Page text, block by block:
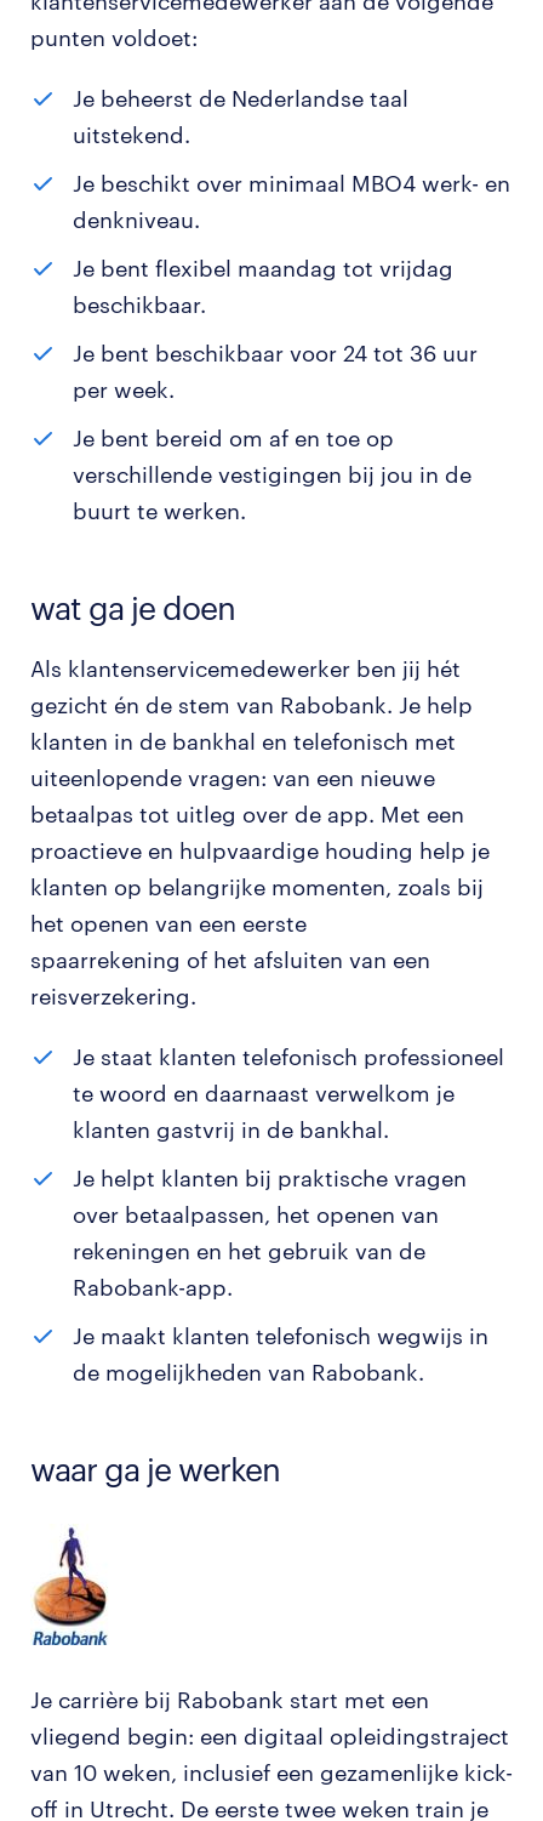
punten voldoet:
Je beheerst de Nederlandse taal
uitstekend.
Je beschikt over minimaal MBO4 werk- en
denkniveau.
Je bent flexibel maandag tot vrijdag
beschikbaar.
Je bent beschikbaar voor 24 tot 36 uur
per week.
Je bent bereid om af en toe op
verschillende vestigingen bij jou in de
buurt te werken.
wat ga je doen
Als klantenservicemedewerker ben jij hét
gezicht én de stem van Rabobank. Je help
klanten in de bankhal en telefonisch met
uiteenlopende vragen: van een nieuwe
betaalpas tot uitleg over de app. Met een
proactieve en hulpvaardige houding help je
klanten op belangrijke momenten, zoals bij
het openen van een eerste
spaarrekening of het afsluiten van een
reisverzekering.
Je staat klanten telefonisch professioneel
te woord en daarnaast verwelkom je
klanten gastvrij in de bankhal.
Je helpt klanten bij praktische vragen
over betaalpassen, het openen van
rekeningen en het gebruik van de
Rabobank-app.
Je maakt klanten telefonisch wegwijs in
de mogelijkheden van Rabobank.
waar ga je werken
Je carrière bij Rabobank start met een
vliegend begin: een digitaal opleidingstraject
van 10 weken, inclusief een gezamenlijke kick-
off in Utrecht. De eerste twee weken train je